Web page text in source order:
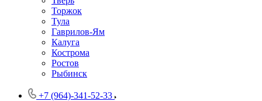
Торжок
Тула
Гаврилов-Ям
Калуга
Кострома
Ростов
Рыбинск
+7 (964)-341-52-33